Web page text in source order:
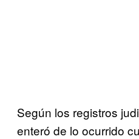
Según los registros
enteró de lo ocurrido